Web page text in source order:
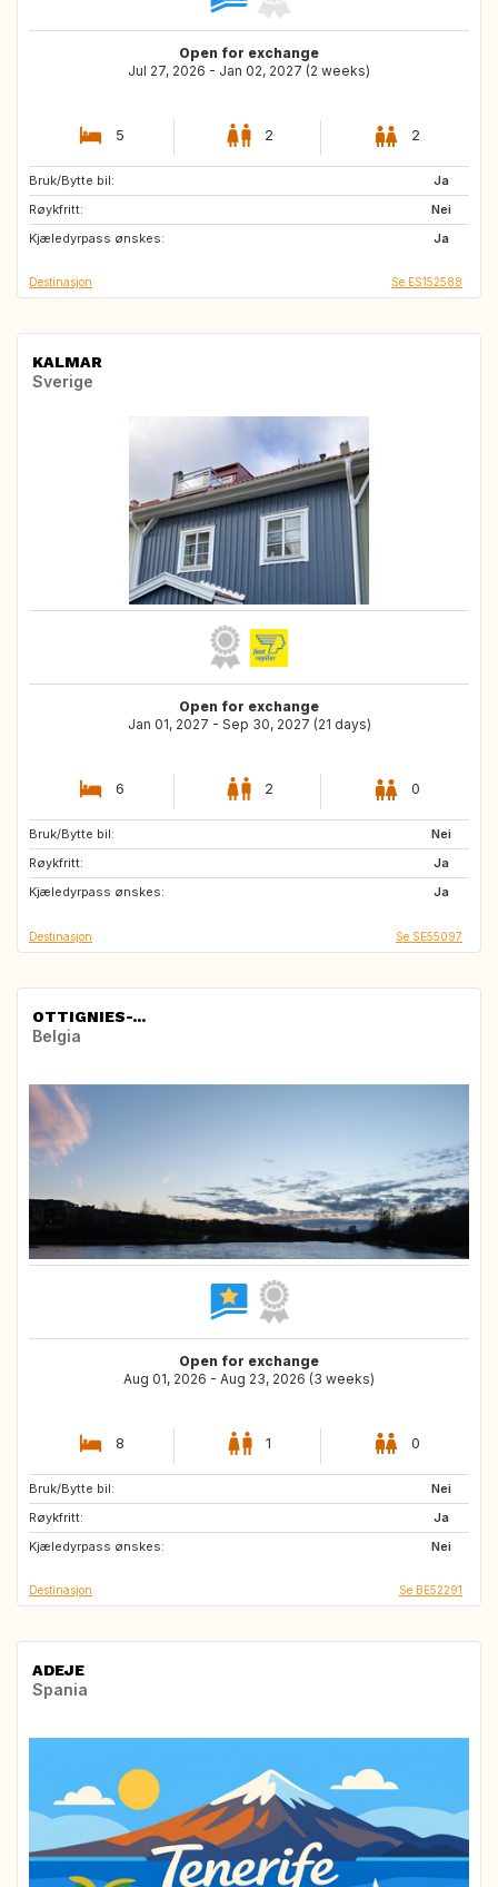
Open for exchange
Jul 27, 2026 - Jan 02, 2027 (2 weeks)
5 2 2
Bruk/Bytte bil:
Ja
Røykfritt:
Nei
Kjæledyrpass ønskes:
Ja
US
IT
GR
Destinasjon Se ES152588
KALMAR
Sverige
Open for exchange
Jan 01, 2027 - Sep 30, 2027 (21 days)
6 2 0
Bruk/Bytte bil:
Nei
Røykfritt:
Ja
Kjæledyrpass ønskes:
Ja
GR
IT
Destinasjon Se SE55097
OTTIGNIES-...
Belgia
Open for exchange
Aug 01, 2026 - Aug 23, 2026 (3 weeks)
8 1 0
Bruk/Bytte bil:
Nei
Røykfritt:
Ja
Kjæledyrpass ønskes:
Nei
GB
DE
PL
Destinasjon Se BE52291
ADEJE
Spania